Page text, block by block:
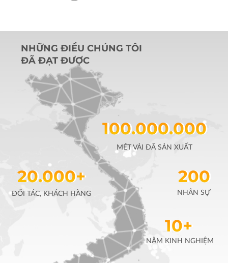
NHỮNG ĐIỀU CHÚNG TÔI
ĐÃ ĐẠT ĐƯỢC
100.000.000
MÉT VẢI ĐÃ SẢN XUẤT
20.000+
ĐỐI TÁC, KHÁCH HÀNG
200
NHÂN SỰ
10+
NĂM KINH NGHIỆM